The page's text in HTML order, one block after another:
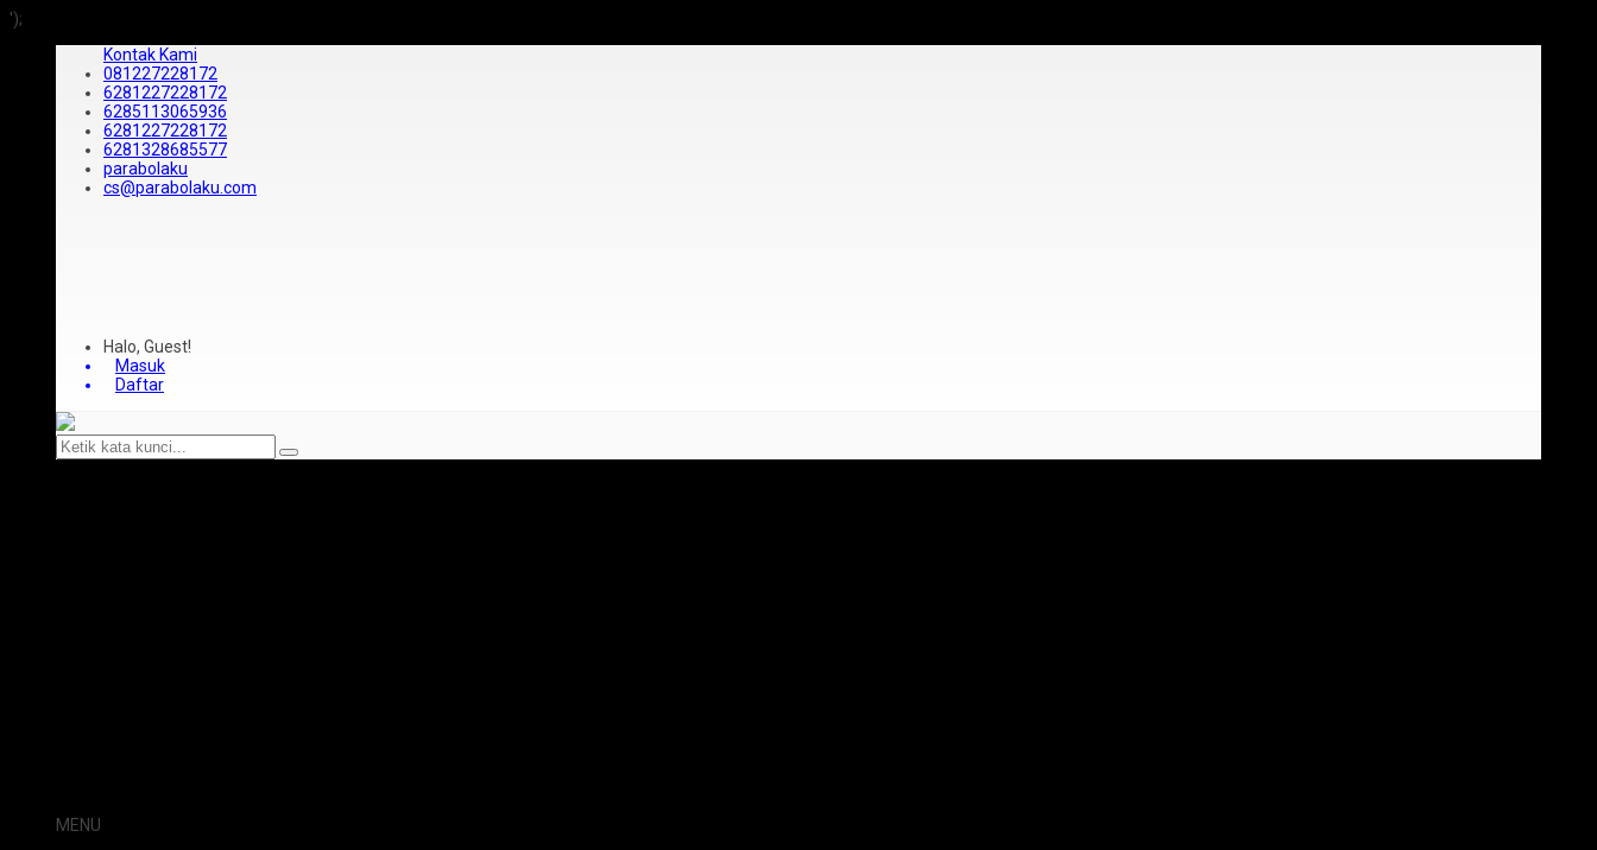
');
Kontak Kami
081227228172
6281227228172
6285113065936
6281227228172
6281328685577
parabolaku
cs@parabolaku.com
Halo, Guest!
Masuk
Daftar
MENU